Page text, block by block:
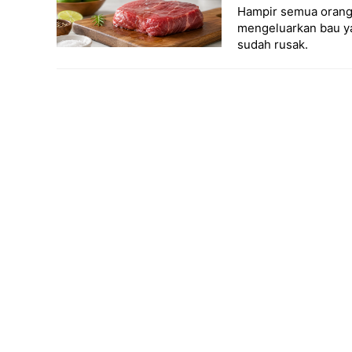
Hampir semua
mengeluarkan bau
sudah rusak.